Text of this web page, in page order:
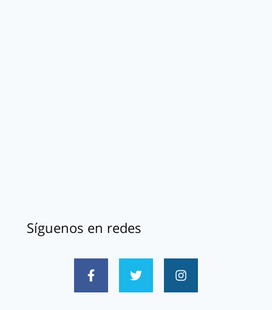
Síguenos en redes